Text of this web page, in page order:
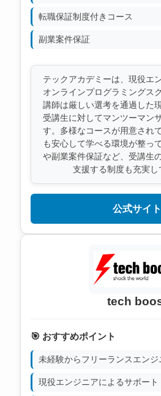
転職保証制度付きコース
副業案件保証
テックアカデミーは、現役エ
オンラインプログラミングス
講師は厳しい選考を通過した
受講生に対してマンツーマン
す。多様なコースが用意され
も安心して学べる環境が整っ
や副業案件保証など、受講生
支援する制度も充実し
公式サイト
tech
🎯 おすすめポイント
未経験からフリーランスエンジ
現役エンジニアによるサポート